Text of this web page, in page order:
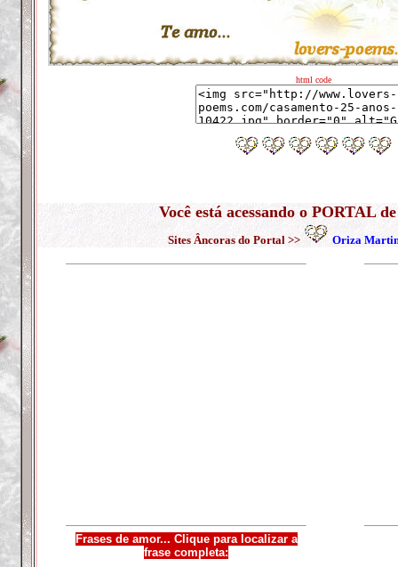
html code
Você está acessando o PORTAL
Sites Âncoras do Portal >> Oriza
Frases de amor... Clique para localizar a
frase completa: